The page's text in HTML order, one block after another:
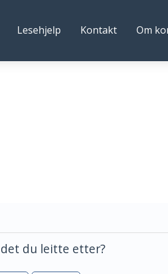
Lesehjelp Kontakt Om
du leitte etter?